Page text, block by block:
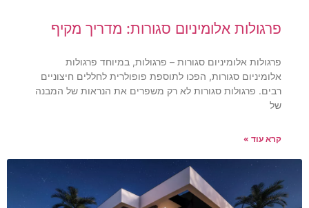
פרגולות אלומיניום סגורות: מדריך מקיף
פרגולות אלומיניום סגורות – פרגולות, במיוחד פרגולות
אלומיניום סגורות, הפכו לתוספת פופולרית לחללים חיצוניים
רבים. פרגולות סגורות לא רק משפרים את הנראות של המבנה
של
קרא עוד »